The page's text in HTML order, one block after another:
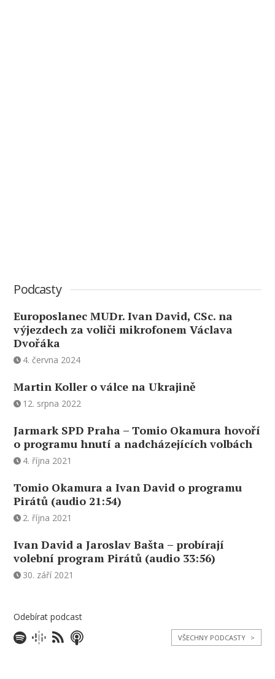
Podcasty
Europoslanec MUDr. Ivan David, CSc. na
výjezdech za voliči mikrofonem Václava
Dvořáka
4. června 2024
Martin Koller o válce na Ukrajině
12. srpna 2022
Jarmark SPD Praha – Tomio Okamura hovoří
o programu hnutí a nadcházejících volbách
4. října 2021
Tomio Okamura a Ivan David o programu
Pirátů (audio 21:54)
2. října 2021
Ivan David a Jaroslav Bašta – probírají
volební program Pirátů (audio 33:56)
30. září 2021
Odebírat podcast
VŠECHNY PODCASTY >